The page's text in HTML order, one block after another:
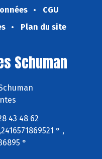
CGU
Plan du site
Schuman
43 48 62
° ,
°